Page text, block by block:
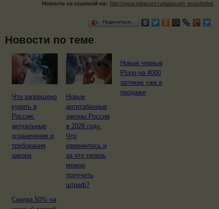
Новость со ссылкой на: http://www.tabacum.ru/tabacum_tests/index
Поделиться…
Новости по теме
Что запрещено
курить в
России:
актуальные
ограничения и
требования
закона
Новые
антитабачные
законы России
в 2026 году.
Что
изменилось и
за что теперь
можно
получить
штраф?
Новые черные
Plonq на 4000
затяжек уже в
продаже
Скидка 50% на